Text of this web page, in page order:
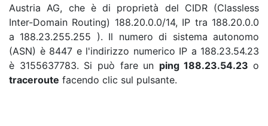
Austria AG, che è di proprietà del CIDR (Classless
Inter-Domain Routing) 188.20.0.0/14, IP tra 188.20.0.0
a 188.23.255.255 ). Il numero di sistema autonomo
(ASN) è 8447 e l'indirizzo numerico IP a 188.23.54.23
è 3155637783. Si può fare un ping 188.23.54.23 o
traceroute facendo clic sul pulsante.